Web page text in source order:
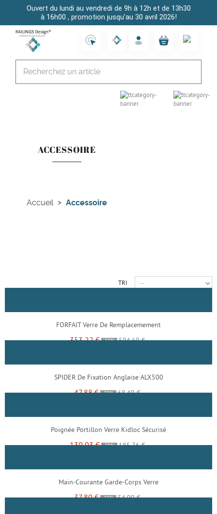
Ouvert du lundi au vendredi de 9h à 12h et de 13h30
à 16h00 , promotion jusqu'au 30 avril 2026!
ACCESSOIRE
Accueil Accessoire
TRI
FORFAIT Verre De Remplacemement
353,22 € -30% 504,60 €
SPIDER De Fixation Anglaise ALX500
47,88 € -30% 68,40 €
Poignée Portillon Verre Kidloc Sécurisé
130,03 € -30% 185,76 €
Main-Courante Garde-Corps Verre
37,80 € -30% 54,00 €